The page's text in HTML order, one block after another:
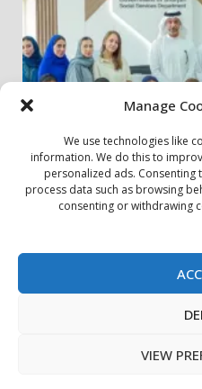
Manage
We use technologies like
information. We do this to
personalized ads. Consenting
process data such as browsing
consenting or withdrawing
VIEW
إلى دار رعاية المسنين
تعريف الارتباط
اتصل بنا
Copyright © All rights